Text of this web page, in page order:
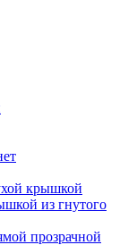
крышкой
из гнутого
прозрачной